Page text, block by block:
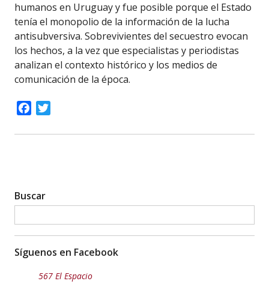
humanos en Uruguay y fue posible porque el Estado
tenía el monopolio de la información de la lucha
antisubversiva. Sobrevivientes del secuestro evocan
los hechos, a la vez que especialistas y periodistas
analizan el contexto histórico y los medios de
comunicación de la época.
Facebook
Buscar
Síguenos en Facebook
567 El Espacio